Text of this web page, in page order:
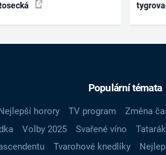
Populární témata
Nejlepší horory TV program Změna
Volby 2025 Svařené víno
Tvarohové knedlíky